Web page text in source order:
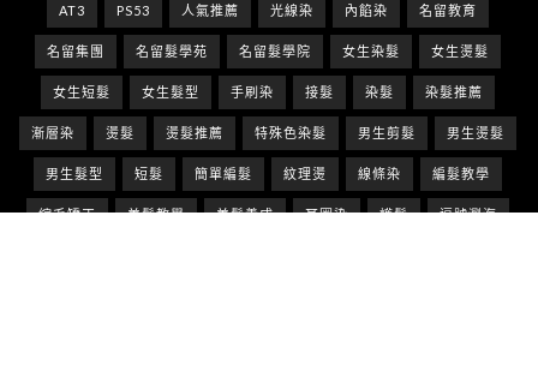
AT3 PS53 人氣推薦 光線染 內餡染 名留教育
名留集團 名留髮學苑 名留髮學院 女生染髮 女生燙髮
女生短髮 女生髮型 手刷染 接髮 染髮 染髮推薦
漸層染 燙髮 燙髮推薦 特殊色染髮 男生剪髮 男生燙髮
男生髮型 短髮 簡單編髮 紋理燙 線條染 編髮教學
縮毛矯正 美髮教學 美髮養成 耳圈染 護髮 逗號瀏海